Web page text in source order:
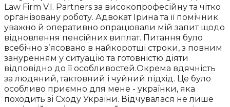
Law Firm V.I. Partners за високопрофесійну та чітко
організовану роботу. Адвокат Ірина та її помічник
уважно й оперативно опрацювали мій запит щодо
відновлення пенсійних виплат. Питання було
всебічно зʼясовано в найкоротші строки, з повним
зануренням у ситуацію та готовністю діяти
відповідно до її особливостей.Окрема вдячність
за людяний, тактовний і чуйний підхід. Це було
особливо приємно для мене - українки, яка
походить зі Сходу України. Відчувалася не лише